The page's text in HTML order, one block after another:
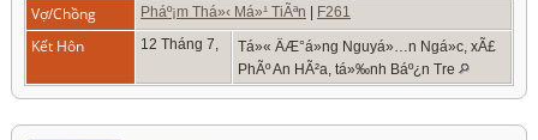
Vợ/Chồng
Pháº¡m Thá»‹ Má»¹ TiÃªn | F261
Kết Hôn 12 Tháng 7,
Tá»« ÄÆ°á»ng Nguyá»…n Ngá»c, xÃ£
PhÃº An HÃ²a, tá»‰nh Báº¿n Tre